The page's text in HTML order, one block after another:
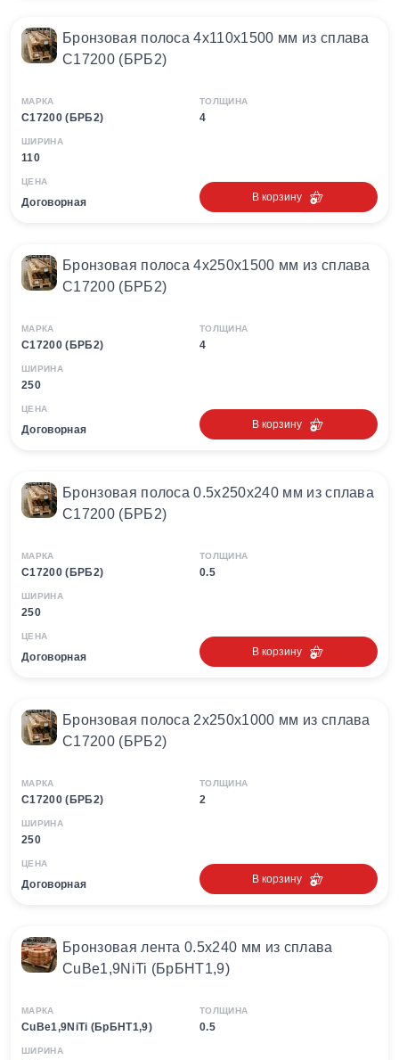
Бронзовая полоса 4х110х1500 мм из сплава
C17200 (БРБ2)
МАРКА
C17200 (БРБ2)
ТОЛЩИНА
4
ШИРИНА
110
ЦЕНА
Договорная В корзину
Бронзовая полоса 4х250х1500 мм из сплава
C17200 (БРБ2)
МАРКА
C17200 (БРБ2)
ТОЛЩИНА
4
ШИРИНА
250
ЦЕНА
Договорная В корзину
Бронзовая полоса 0.5х250х240 мм из сплава
C17200 (БРБ2)
МАРКА
C17200 (БРБ2)
ТОЛЩИНА
0.5
ШИРИНА
250
ЦЕНА
Договорная В корзину
Бронзовая полоса 2х250х1000 мм из сплава
C17200 (БРБ2)
МАРКА
C17200 (БРБ2)
ТОЛЩИНА
2
ШИРИНА
250
ЦЕНА
Договорная В корзину
Бронзовая лента 0.5х240 мм из сплава
CuBe1,9NiTi (БрБНТ1,9)
МАРКА
CuBe1,9NiTi (БрБНТ1,9)
ТОЛЩИНА
0.5
ШИРИНА